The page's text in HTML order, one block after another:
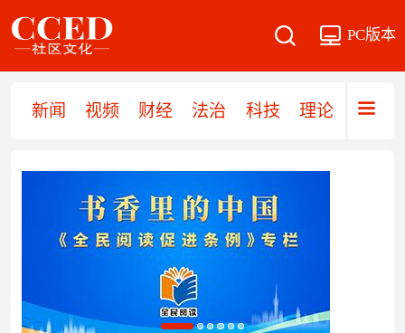
PC版本
新闻 视频 财经 法治 科技 理论 党建